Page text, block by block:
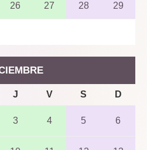
26 27 28 29
J V S D
3 4 5 6